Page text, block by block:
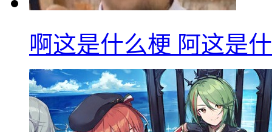
啊这是什么梗 阿这是